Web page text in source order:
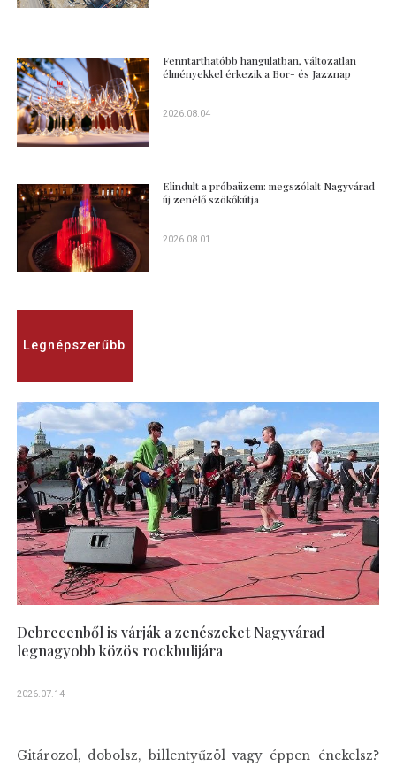
Fenntarthatóbb hangulatban, változatlan
élményekkel érkezik a Bor- és Jazznap
2026.08.04
Elindult a próbaüzem: megszólalt Nagyvárad
új zenélő szökőkútja
2026.08.01
Legnépszerűbb
Debrecenből is várják a zenészeket Nagyvárad
legnagyobb közös rockbulijára
2026.07.14
Gitározol, dobolsz, billentyűzöl vagy éppen énekelsz?